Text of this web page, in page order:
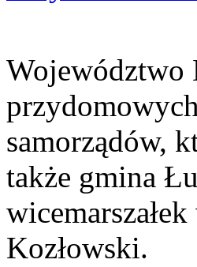
Województwo
samorządów,
także gmina
Kozłowski.